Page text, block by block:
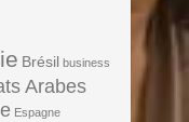
Brésil business
Arabes
Espagne